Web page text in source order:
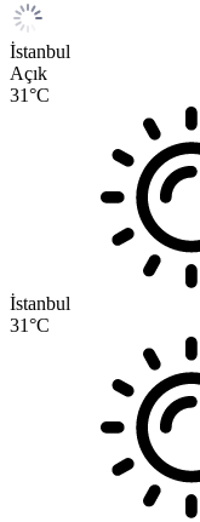
İstanbul
Açık
31°C
İstanbul
31°C